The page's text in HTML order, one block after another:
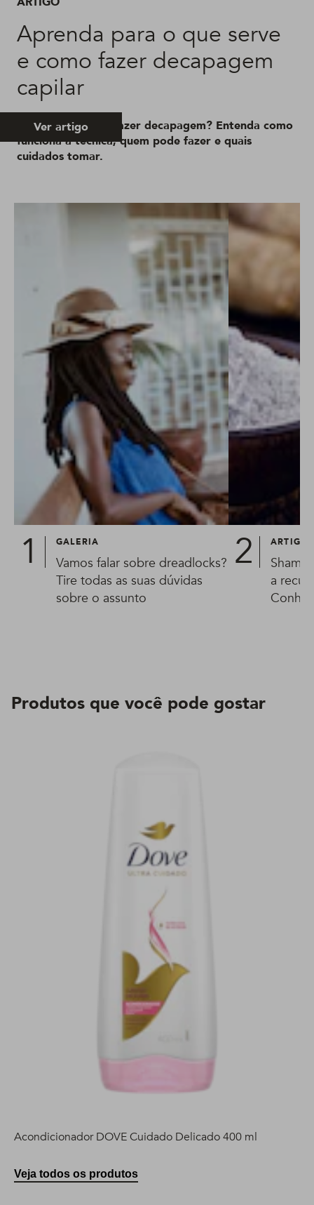
Aprenda para o que serve
e como fazer decapagem
capilar
Quer saber como fazer decapagem? Entenda como
funciona a técnica, quem pode fazer e quais
cuidados tomar.
Ver artigo
GALERIA
Vamos falar sobre dreadlocks?
Tire todas as suas dúvidas
sobre o assunto
ARTIGO
a
Produtos que você pode gostar
Acondicionador DOVE Cuidado Delicado 400 ml
Veja todos os produtos